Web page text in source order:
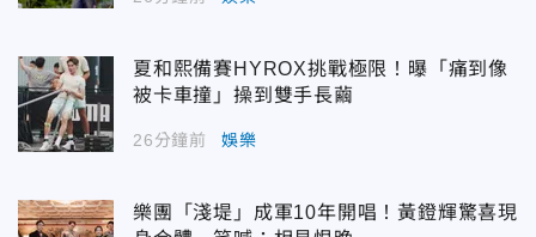
夏和熙備賽HYROX挑戰極限！曝「痛到像
被卡車撞」操到雙手長繭
26分鐘前 娛樂
樂團「淺堤」成軍10年開唱！黃鐙輝驚喜現